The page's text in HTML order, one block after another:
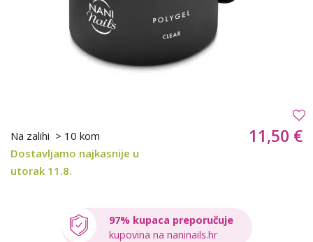
Na zalihi > 10 kom
Dostavljamo najkasnije u
utorak 11.8.
11,50 €
97% kupaca preporučuje
kupovina na naninails.hr